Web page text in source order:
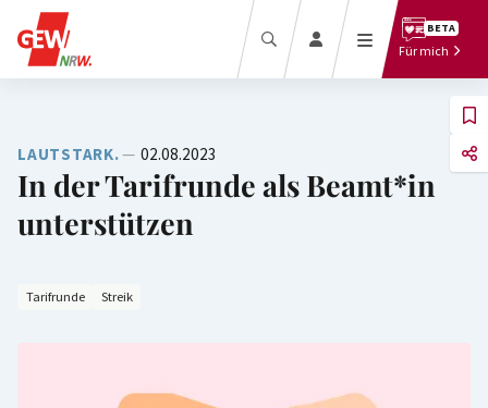
BETA
Für mich
Beratung
Termine
Online-Shop
Recht
Bezahlung
Tarifbeschäftigte
LAUTSTARK. 02.08.2023
In der Tarifrunde als Beamt*in
unterstützen
Tarifrunde Streik